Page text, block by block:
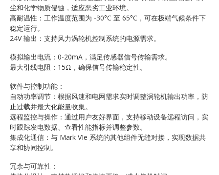
尘和化学物质侵蚀，适应恶劣工业环境。
高耐温性：工作温度范围为 -30°C 至 65°C，可在极端气候条件下
稳定运行。
24V 输出：支持风力涡轮机控制系统的电源需求。
模拟输出电流：0-20mA，满足传感器信号传输需求。
最大引线电阻：15Ω，确保信号传输稳定性。
软件与控制功能：
自动功率调节：根据风速和电网需求实时调整涡轮机输出功率，防
止过载并最大化能量收集。
远程监控与操作：通过用户友好界面，支持移动设备远程访问，实
时跟踪发电数据、查看性能指标并调整参数。
集成化通信：与 Mark VIe 系统的其他组件无缝对接，实现数据共
享和协同控制。
冗余与可靠性：